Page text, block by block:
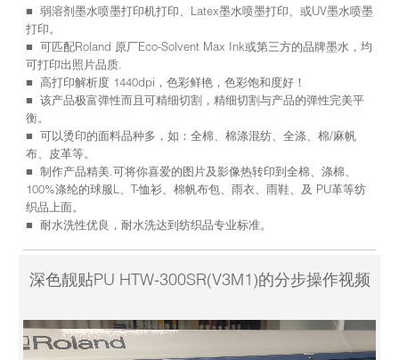
■ 弱溶剂墨水喷墨打印机打印、Latex墨水喷墨打印、或UV墨水喷墨
打印。
■ 可匹配Roland 原厂Eco-Solvent Max Ink或第三方的品牌墨水，均
可打印出照片品质.
■ 高打印解析度 1440dpi，色彩鲜艳，色彩饱和度好！
■ 该产品极富弹性而且可精细切割，精细切割与产品的弹性完美平
衡。
■ 可以烫印的面料品种多，如：全棉、棉涤混纺、全涤、棉/麻帆
布、皮革等。
■ 制作产品精美.可将你喜爱的图片及影像热转印到全棉、涤棉、
100%涤纶的球服L、T-恤衫、棉帆布包、雨衣、雨鞋、及 PU革等纺
织品上面。
■ 耐水洗性优良，耐水洗达到纺织品专业标准。
深色靓贴PU HTW-300SR(V3M1)的分步操作视频